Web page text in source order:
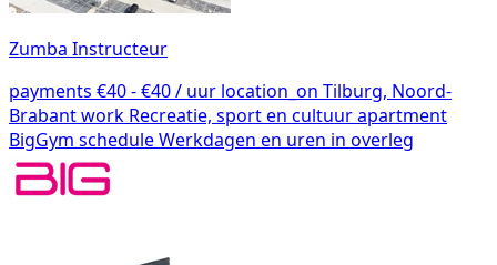
Zumba Instructeur
payments €40 - €40 / uur location_on Tilburg, Noord-
Brabantwork Recreatie, sport en cultuurapartment
BigGym scheduleWerkdagen en uren in overleg